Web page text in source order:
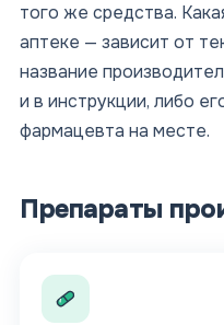
того же средства.
аптеке — зависит от
название
и в инструкции, либо
фармацевта на месте.
Препараты